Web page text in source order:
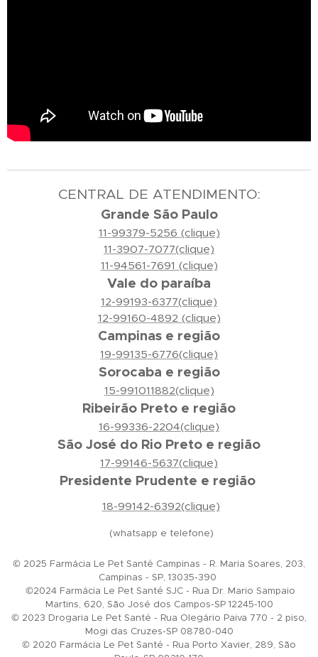
CENTRAL DE ATENDIMENTO:
Grande São Paulo
11-99379-5256 (clique)
11-3907-7077(clique)
11-94561-7691 (clique)
Vale do paraíba
12-99193-6377(clique)
12-99160-4892 (clique)
Campinas e região
19-99135-6776(clique)
Sorocaba e região
15-991011882(clique)
Ribeirão Preto e região
16-99336-2204(clique)
São José do Rio Preto e região
17-99146-5637(clique)
Presidente Prudente e região
18-99142-6392(clique)
(whatsapp e telefone)
© 2025 Farmácia Le Pet Santé Campinas - R. Maria Soares, 203,
Campinas - SP, 13035-390
©2024 Farmácia Le Pet Santé SJC - Rua Dr. Mario Sampaio
Martins, 620, São José dos Campos-SP 12245-100
© 2023 Drogaria Le Pet Santé - Rua Olegário Paiva 770 - 2 piso,
Mogi das Cruzes-SP 08780-040
© 2020 Farmácia Le Pet Santé - Rua Porto Xavier, 289, São